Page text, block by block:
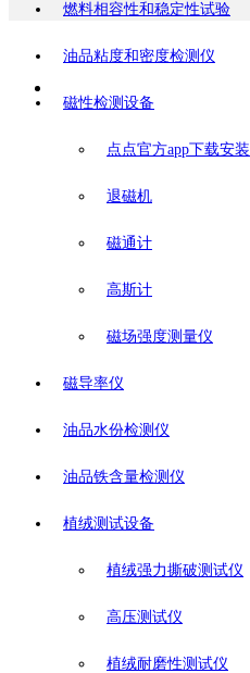
燃料相容性和稳定性试验
油品粘度和密度检测仪
磁性检测设备
点点官方app下载安装
退磁机
磁通计
高斯计
磁场强度测量仪
磁导率仪
油品水份检测仪
油品铁含量检测仪
植绒测试设备
植绒强力撕破测试仪
高压测试仪
植绒耐磨性测试仪